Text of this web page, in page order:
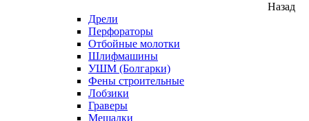
Назад
Дрели
Перфораторы
Отбойные молотки
Шлифмашины
УШМ (Болгарки)
Фены строительные
Лобзики
Граверы
Мешалки